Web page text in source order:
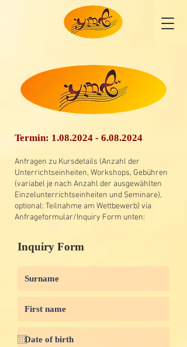
Termin: 1.08.2024 - 6.08.2024
Anfragen zu Kursdetails (Anzahl der
Unterrichtseinheiten, Workshops, Gebühren
(variabel je nach Anzahl der ausgewählten
Einzelunterrichtseinheiten und Seminare),
optional: Teilnahme am Wettbewerb) via
Anfrageformular/Inquiry Form unten:
Inquiry Form